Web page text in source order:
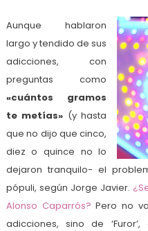
Aunque hablaron
largo y tendido de sus
adicciones, con
preguntas como
«cuántos gramos
te metías» (y hasta
que no dijo que cinco,
diez o quince no lo
dejaron tranquilo- el
pópuli, según Jorge Javier.
Alonso Caparrós? Pero no
adicciones, sino de